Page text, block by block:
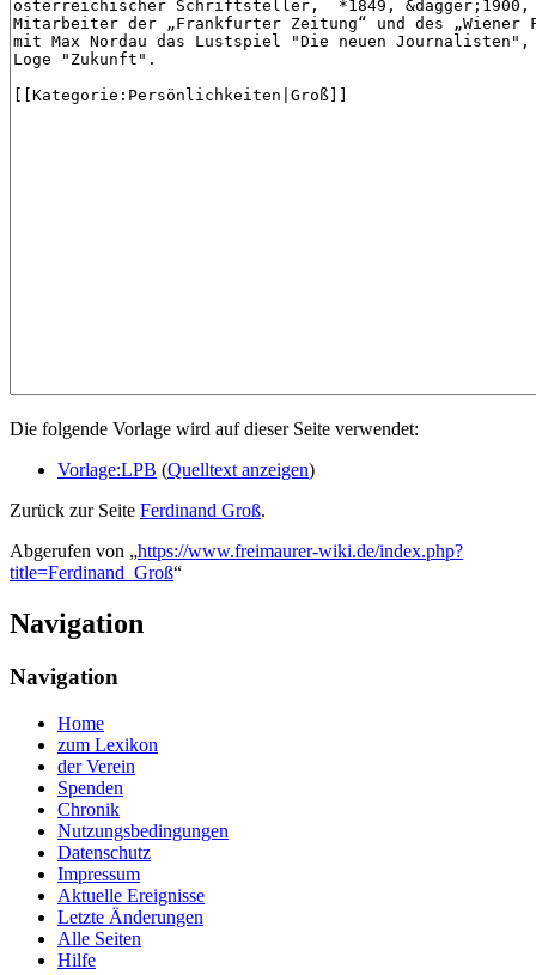
Die folgende Vorlage wird auf dieser Seite verwendet:
Vorlage:LPB (Quelltext anzeigen)
Zurück zur Seite Ferdinand Groß.
Abgerufen von „https://www.freimaurer-wiki.de/index.php?
title=Ferdinand_Groß“
Navigation
Navigation
Home
zum Lexikon
der Verein
Spenden
Chronik
Nutzungsbedingungen
Datenschutz
Impressum
Aktuelle Ereignisse
Letzte Änderungen
Alle Seiten
Hilfe